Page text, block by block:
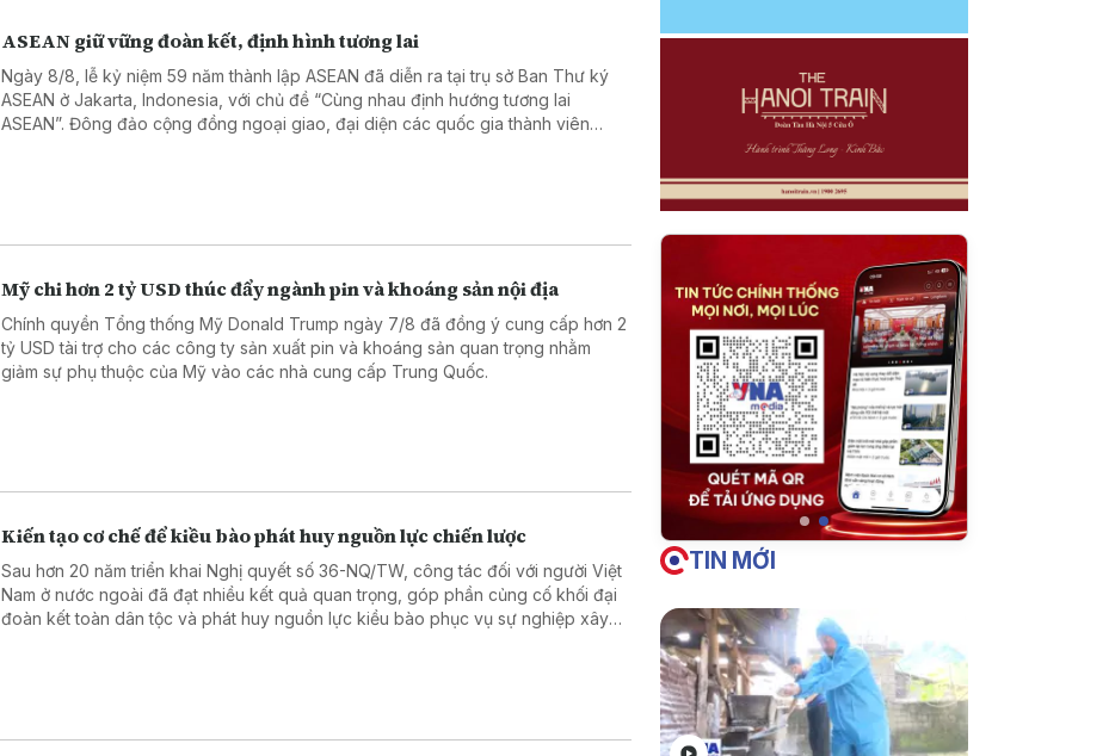
ASEAN giữ vững đoàn kết, định hình tương lai
Ngày 8/8, lễ kỷ niệm 59 năm thành lập ASEAN đã diễn ra tại trụ sở Ban Thư ký
ASEAN ở Jakarta, Indonesia, với chủ đề “Cùng nhau định hướng tương lai
ASEAN”. Đông đảo cộng đồng ngoại giao, đại diện các quốc gia thành viên
Mỹ chi hơn 2 tỷ USD thúc đẩy ngành pin và khoáng sản nội địa
Chính quyền Tổng thống Mỹ Donald Trump ngày 7/8 đã đồng ý cung cấp hơn 2
tỷ USD tài trợ cho các công ty sản xuất pin và khoáng sản quan trọng nhằm
giảm sự phụ thuộc của Mỹ vào các nhà cung cấp Trung Quốc.
Kiến tạo cơ chế để kiều bào phát huy nguồn lực chiến lược
Sau hơn 20 năm triển khai Nghị quyết số 36-NQ/TW, công tác đối với người Việt
Nam ở nước ngoài đã đạt nhiều kết quả quan trọng, góp phần củng cố khối đại
đoàn kết toàn dân tộc và phát huy nguồn lực kiều bào phục vụ sự nghiệp xây
TIN MỚI